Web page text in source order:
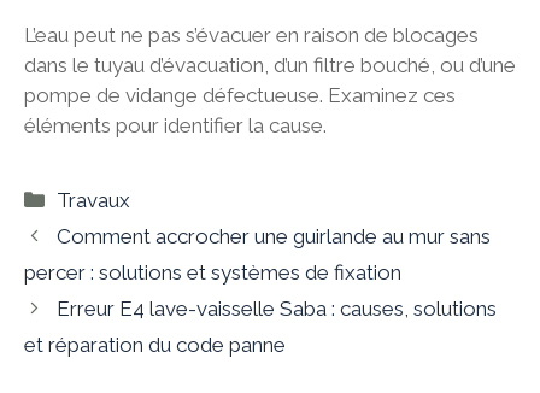
L’eau peut ne pas s’évacuer en raison de blocages
dans le tuyau d’évacuation, d’un filtre bouché, ou d’une
pompe de vidange défectueuse. Examinez ces
éléments pour identifier la cause.
Catégories
Travaux
Comment accrocher une guirlande au mur sans
percer : solutions et systèmes de fixation
Erreur E4 lave-vaisselle Saba : causes, solutions
et réparation du code panne